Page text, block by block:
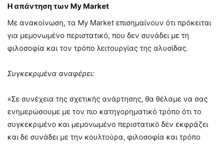
Η απάντηση των My Market
Με ανακοίνωση, τα My Market επισημαίνουν ότι πρόκειται
για μεμονωμένο περιστατικό, που δεν συνάδει με τη
φιλοσοφία και τον τρόπο λειτουργίας της αλυσίδας.
Συγκεκριμένα αναφέρει:
«Σε συνέχεια της σχετικής ανάρτησης, θα θέλαμε να σας
ενημερώσουμε με τον πιο κατηγορηματικό τρόπο ότι το
συγκεκριμένο και μεμονωμένο περιστατικό δεν εκφράζει
και δε συνάδει με την κουλτούρα, φιλοσοφία και τρόπο